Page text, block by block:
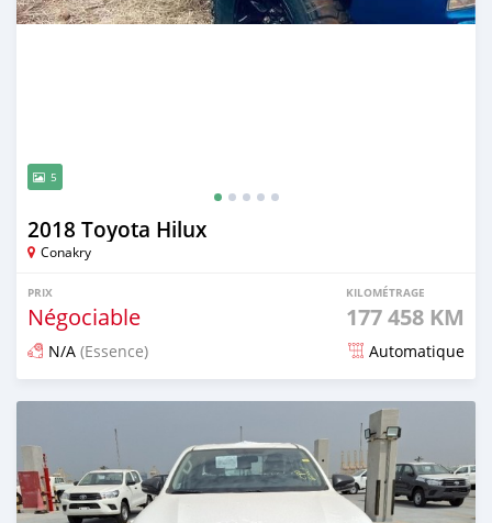
5
2018 Toyota Hilux
Conakry
PRIX
Négociable
KILOMÉTRAGE
177 458 KM
N/A (Essence) Automatique
Publié il y a 6 mois